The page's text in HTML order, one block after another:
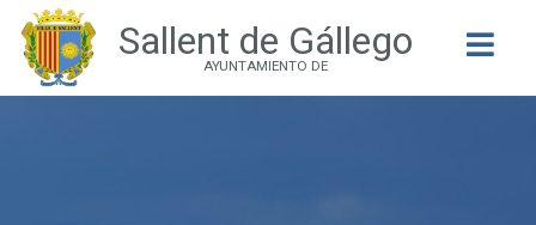
Sallent de Gállego
AYUNTAMIENTO DE
Buscar